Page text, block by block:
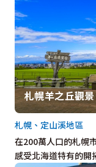
札幌羊之丘觀
在200萬人口的札幌
感受北海道特有的
札幌、定山溪地區